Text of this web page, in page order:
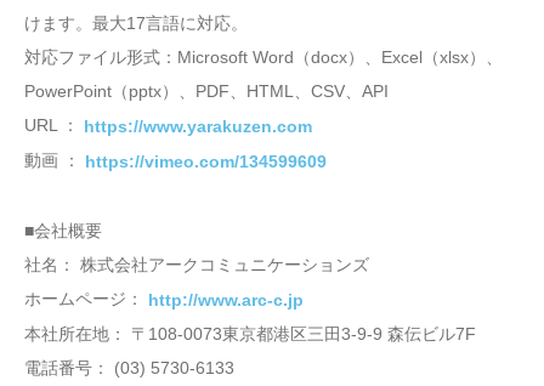
けます。最大17言語に対応。
対応ファイル形式：Microsoft Word（docx）、Excel（xlsx）、
PowerPoint（pptx）、PDF、HTML、CSV、API
URL ： https://www.yarakuzen.com
動画 ： https://vimeo.com/134599609
■会社概要
社名： 株式会社アークコミュニケーションズ
ホームページ： http://www.arc-c.jp
本社所在地： 〒108-0073東京都港区三田3-9-9 森伝ビル7F
電話番号： (03) 5730-6133